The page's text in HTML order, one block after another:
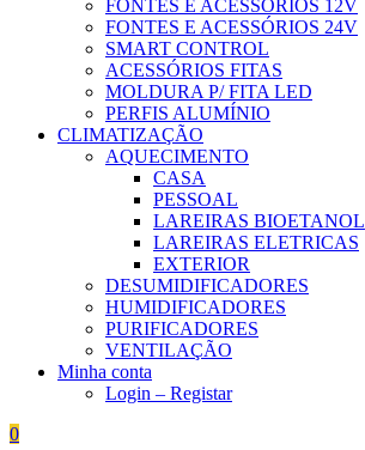
FONTES E ACESSÓRIOS 12V
FONTES E ACESSÓRIOS 24V
SMART CONTROL
ACESSÓRIOS FITAS
MOLDURA P/ FITA LED
PERFIS ALUMÍNIO
CLIMATIZAÇÃO
AQUECIMENTO
CASA
PESSOAL
LAREIRAS BIOETANOL
LAREIRAS ELETRICAS
EXTERIOR
DESUMIDIFICADORES
HUMIDIFICADORES
PURIFICADORES
VENTILAÇÃO
Minha conta
Login – Registar
0